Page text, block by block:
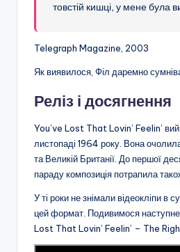
товстій кишці, у мене була
Telegraph Magazine, 2003
Як виявилося, Філ даремно
Реліз і досягнення
You’ve Lost That Lovin’ Feelin’
листопаді 1964 року. Вона
та Великій Британії. До першої
параду композиція потрапила
У ті роки не знімали відеокліпи в
цей формат. Подивимося наступне
Lost That Lovin’ Feelin’ – The